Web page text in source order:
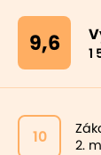
9,6 1
10
2.